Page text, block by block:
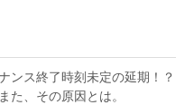
ンス終了時刻未定の延期！？
た、その原因とは。